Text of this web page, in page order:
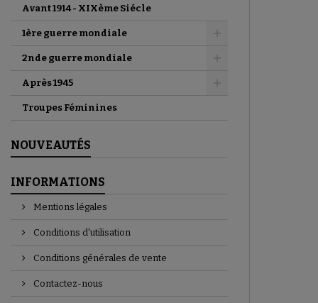
Avant 1914 - XIXème Siécle
1ère guerre mondiale
2nde guerre mondiale
Après 1945
Troupes Féminines
NOUVEAUTÉS
INFORMATIONS
Mentions légales
Conditions d'utilisation
Conditions générales de vente
Contactez-nous